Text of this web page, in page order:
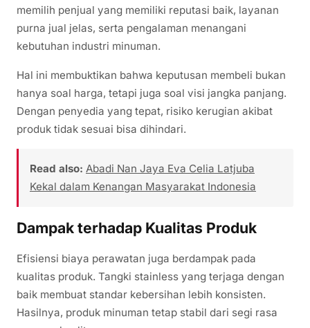
memilih penjual yang memiliki reputasi baik, layanan
purna jual jelas, serta pengalaman menangani
kebutuhan industri minuman.
Hal ini membuktikan bahwa keputusan membeli bukan
hanya soal harga, tetapi juga soal visi jangka panjang.
Dengan penyedia yang tepat, risiko kerugian akibat
produk tidak sesuai bisa dihindari.
Read also: Abadi Nan Jaya Eva Celia Latjuba
Kekal dalam Kenangan Masyarakat Indonesia
Dampak terhadap Kualitas Produk
Efisiensi biaya perawatan juga berdampak pada
kualitas produk. Tangki stainless yang terjaga dengan
baik membuat standar kebersihan lebih konsisten.
Hasilnya, produk minuman tetap stabil dari segi rasa